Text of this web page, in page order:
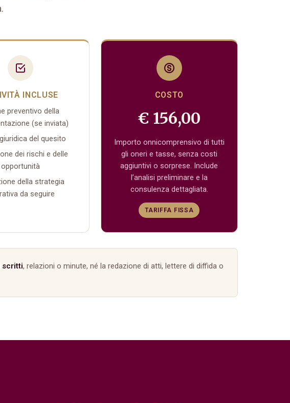
INCLUSE
preventivo della
(se inviata)
del quesito
dei rischi e delle
opportunità
della strategia
da seguire
COSTO
€ 156,00
Importo onnicomprensivo di tutti
gli oneri e tasse, senza costi
aggiuntivi o sorprese. Include
l’analisi preliminare e la
consulenza dettagliata.
TARIFFA FISSA
scritti, relazioni o minute, né la redazione di atti, lettere di diffida o